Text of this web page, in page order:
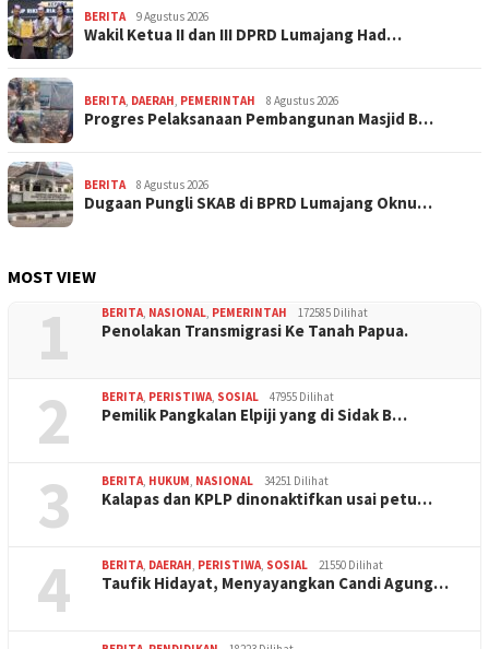
BERITA 9 Agustus 2026
Wakil Ketua II dan III DPRD Lumajang Had…
BERITA, DAERAH, PEMERINTAH 8 Agustus 2026
Progres Pelaksanaan Pembangunan Masjid B…
BERITA 8 Agustus 2026
Dugaan Pungli SKAB di BPRD Lumajang Oknu…
MOST VIEW
1 BERITA, NASIONAL, PEMERINTAH 172585 Dilihat
Penolakan Transmigrasi Ke Tanah Papua.
2 BERITA, PERISTIWA, SOSIAL 47955 Dilihat
Pemilik Pangkalan Elpiji yang di Sidak B…
3 BERITA, HUKUM, NASIONAL 34251 Dilihat
Kalapas dan KPLP dinonaktifkan usai petu…
4 BERITA, DAERAH, PERISTIWA, SOSIAL 21550 Dilihat
Taufik Hidayat, Menyayangkan Candi Agung…